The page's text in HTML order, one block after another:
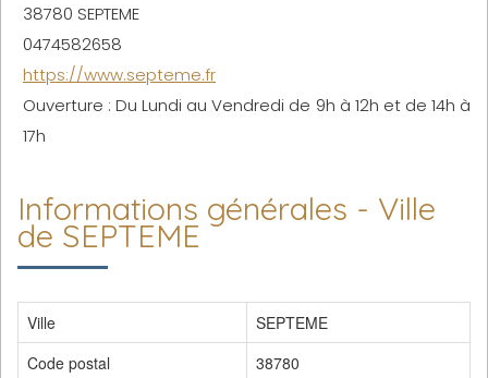
38780 SEPTEME
0474582658
https://www.septeme.fr
Ouverture : Du Lundi au Vendredi de 9h à 12h et de 14h à
17h
Informations générales - Ville
de SEPTEME
Ville
SEPTEME
Code postal
38780